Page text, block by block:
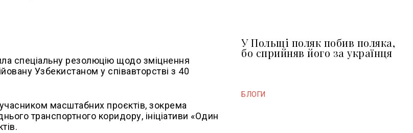
спеціальну резолюцію щодо зміцнення
Узбекистаном у співавторстві з 40
масштабних проєктів, зокрема
транспортного коридору, ініціативи «Один
У Польщі поляк побив поляка,
бо сприйняв його за українця
БЛОГИ